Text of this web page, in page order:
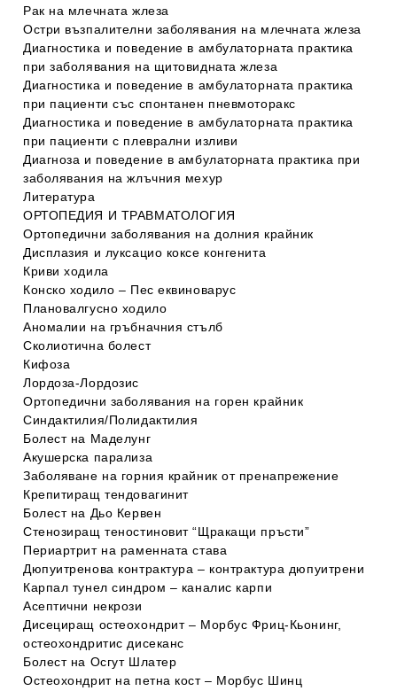
Рак на млечната жлеза
Остри възпалителни заболявания на млечната жлеза
Диагностика и поведение в амбулаторната практика
при заболявания на щитовидната жлеза
Диагностика и поведение в амбулаторната практика
при пациенти със спонтанен пневмоторакс
Диагностика и поведение в амбулаторната практика
при пациенти с плеврални изливи
Диагноза и поведение в амбулаторната практика при
заболявания на жлъчния мехур
Литература
ОРТОПЕДИЯ И ТРАВМАТОЛОГИЯ
Ортопедични заболявания на долния крайник
Дисплазия и луксацио коксе конгенита
Криви ходила
Конско ходило – Пес еквиноварус
Плановалгусно ходило
Аномалии на гръбначния стълб
Сколиотична болест
Кифоза
Лордоза-Лордозис
Ортопедични заболявания на горен крайник
Синдактилия/Полидактилия
Болест на Маделунг
Акушерска парализа
Заболяване на горния крайник от пренапрежение
Крепитиращ тендовагинит
Болест на Дьо Кервен
Стенозиращ теностиновит “Щракащи пръсти”
Периартрит на раменната става
Дюпуитренова контрактура – контрактура дюпуитрени
Карпал тунел синдром – каналис карпи
Асептични некрози
Дисециращ остеохондрит – Морбус Фриц-Кьонинг,
остеохондритис дисеканс
Болест на Осгут Шлатер
Остеохондрит на петна кост – Морбус Шинц